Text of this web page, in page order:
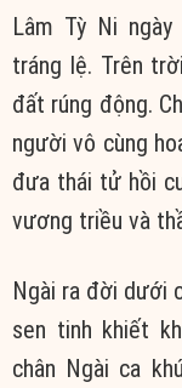
Lâm Tỳ Ni
tráng lệ. Trên
đất rúng động.
người vô cùng
đưa thái tử hồi
vương triều và
Ngài ra đời dưới
sen tinh khiết
chân Ngài ca